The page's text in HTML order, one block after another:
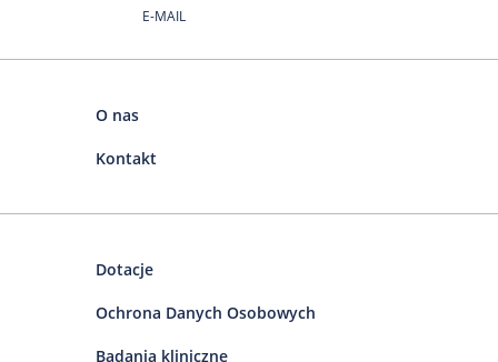
E-MAIL
O nas
Kontakt
Dotacje
Ochrona Danych Osobowych
Badania kliniczne